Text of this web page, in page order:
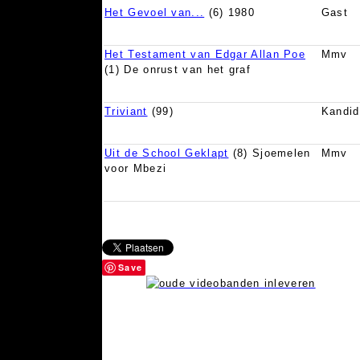
Het Gevoel van... (6) 1980 Gast
Het Testament van Edgar Allan Poe
(1) De onrust van het graf
Mmv
Triviant (99)
Uit de School Geklapt (8) Sjoemelen
voor Mbezi
Mmv
Save